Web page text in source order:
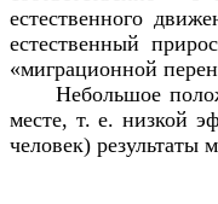
естественного
естественный
«миграционной
Небольшое
месте, т. е. низкой
человек) результаты